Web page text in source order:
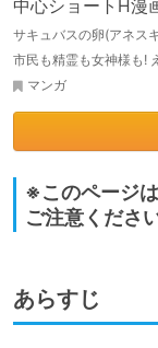
中心ショートH漫
サキュバスの卵(アネス
市民も精霊も女神様も!
マンガ
※このページ
ご注意ください
あらすじ